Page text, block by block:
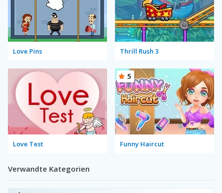
Love Pins Thrill Rush 3
Love Test Funny Haircut
5
Verwandte Kategorien